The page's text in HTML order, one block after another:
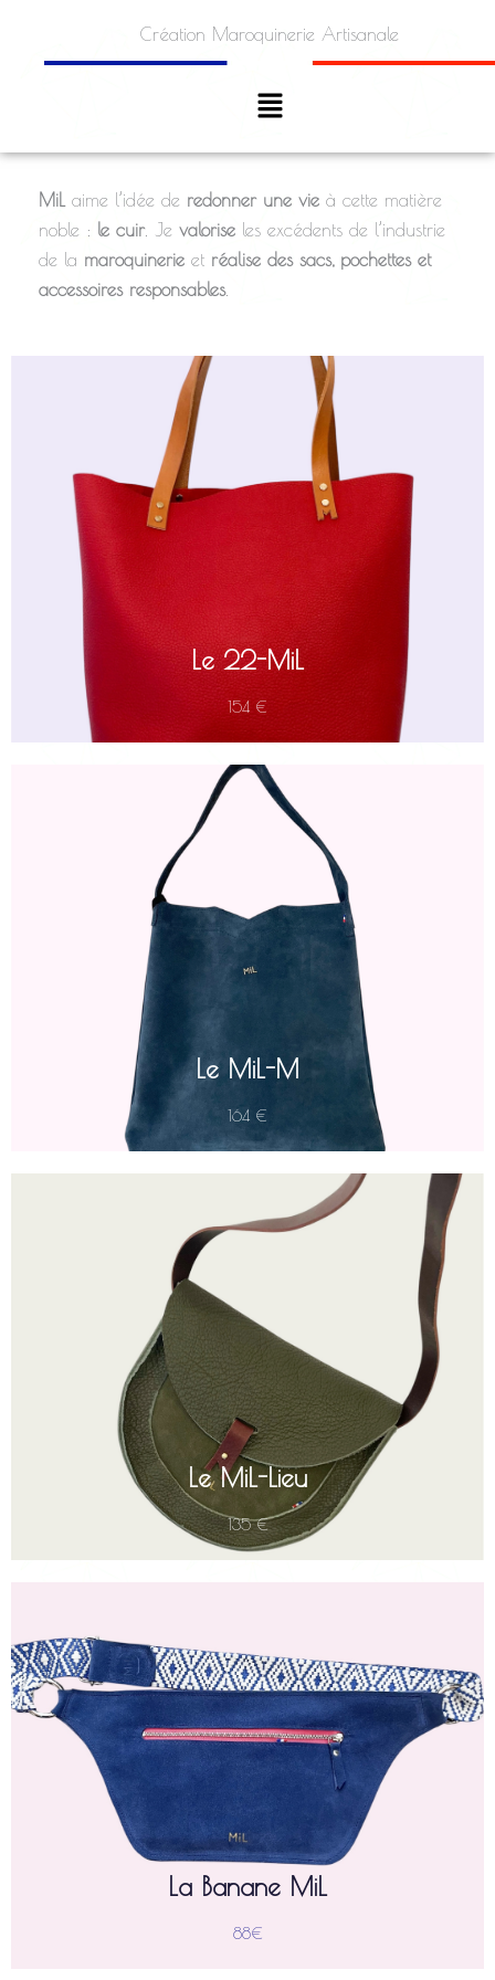
Création Maroquinerie Artisanale
Menu
MiL aime l’idée de redonner une vie à cette matière
noble : le cuir. Je valorise les excédents de l’industrie
de la maroquinerie et réalise des sacs, pochettes et
accessoires responsables.
Le 22-MiL
154 €
est un sac cabas en cuir de vachette, polyvalent
grâce à ses dimensions généreuses (H 32 cm ; L 43 cm ; P
16 cm). Idéal pour le travail, la plage ou le shopping.
À l'intérieur, une pochette fixe vous permet de garder clés et
téléphone portable à portée de main. Les anses en cuir de
collet (23 cm), vissées pour une tenue maximale, sont pensées
pour un porté confortable à l'épaule ou au coude.
Le MiL-M
164 €
est un sac hobo élégant, parfait pour le quotidien.
croûte de cuir
de haute qualité, ce sac souple se
porte confortablement à l'épaule. Avec son design épuré, ses
dimensions idéales (environ H 36 cm x L 33 cm) et son anse
de 28 cm de hauteur, le
allie style décontracté et
capacité suffisante pour accueillir tous vos essentiels.
Le MiL-Lieu
135 €
Le
est un sac besace en cuir de vachette, idéal pour
toutes les occasions (H 20 cm ; L 24 cm ; P 5,5 cm). Il vous
accompagnera aussi bien au bureau qu'en week-end.
Sa pochette intérieure fixe permet de garder vos essentiels
(clés, téléphone, rouge à lèvres) à portée de main.
L'anse unique en cuir de collet (115 cm), solidement vissée, est
pensée pour un porté en bandoulière. Elle assure une totale
liberté de mouvement : l'accessoire parfait des baroudeuses !
La Banane MiL
88€
est un sac banane en croûte de cuir, conçu
pour une mode urbaine grâce à ses dimensions optimisées
(H 17 cm ; L 35 cm). Idéale pour faciliter la liberté de
mouvement lors de tous vos déplacements quotidiens.
Elle dispose d'une sangle ajustable d'environ 95 cm,
permettant un porté personnalisé selon vos envies. Sa
conception légère et son format compact sont pensés pour
garder vos essentiels à portée de main avec style et
simplicité.